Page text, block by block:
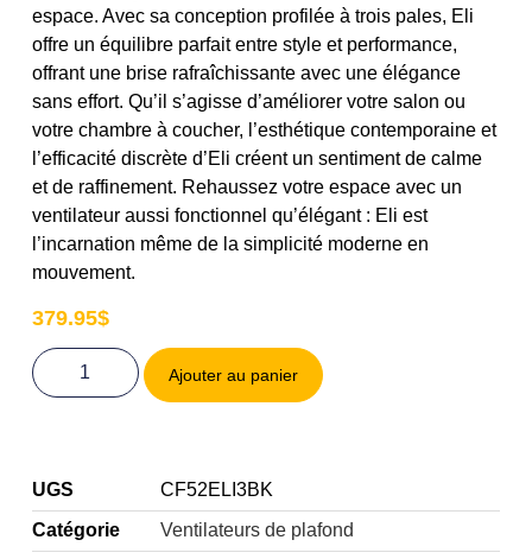
espace. Avec sa conception profilée à trois pales, Eli
offre un équilibre parfait entre style et performance,
offrant une brise rafraîchissante avec une élégance
sans effort. Qu’il s’agisse d’améliorer votre salon ou
votre chambre à coucher, l’esthétique contemporaine et
l’efficacité discrète d’Eli créent un sentiment de calme
et de raffinement. Rehaussez votre espace avec un
ventilateur aussi fonctionnel qu’élégant : Eli est
l’incarnation même de la simplicité moderne en
mouvement.
379.95$
Ajouter au panier
UGS
CF52ELI3BK
Catégorie
Ventilateurs de plafond